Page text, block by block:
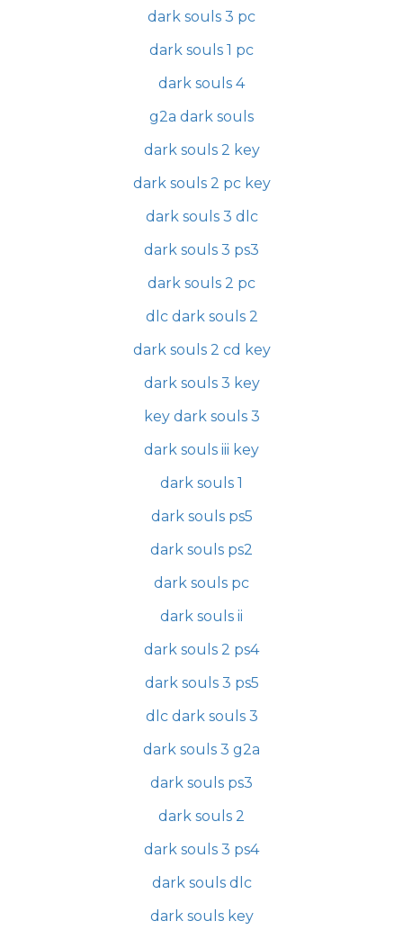
dark souls 3 pc
dark souls 1 pc
dark souls 4
g2a dark souls
dark souls 2 key
dark souls 2 pc key
dark souls 3 dlc
dark souls 3 ps3
dark souls 2 pc
dlc dark souls 2
dark souls 2 cd key
dark souls 3 key
key dark souls 3
dark souls iii key
dark souls 1
dark souls ps5
dark souls ps2
dark souls pc
dark souls ii
dark souls 2 ps4
dark souls 3 ps5
dlc dark souls 3
dark souls 3 g2a
dark souls ps3
dark souls 2
dark souls 3 ps4
dark souls dlc
dark souls key